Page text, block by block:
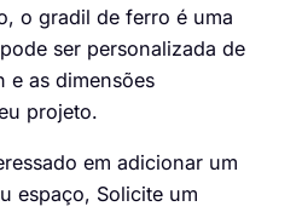
o gradil de ferro é uma
ser personalizada de
e as dimensões
projeto.
em adicionar um
espaço, Solicite um